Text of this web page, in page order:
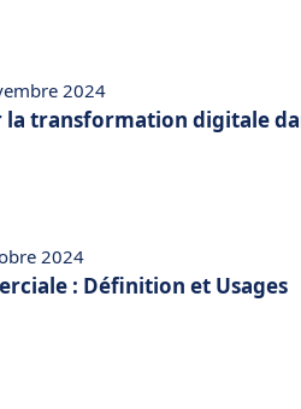
2024
la transformation digitale
2024
: Définition et Usages